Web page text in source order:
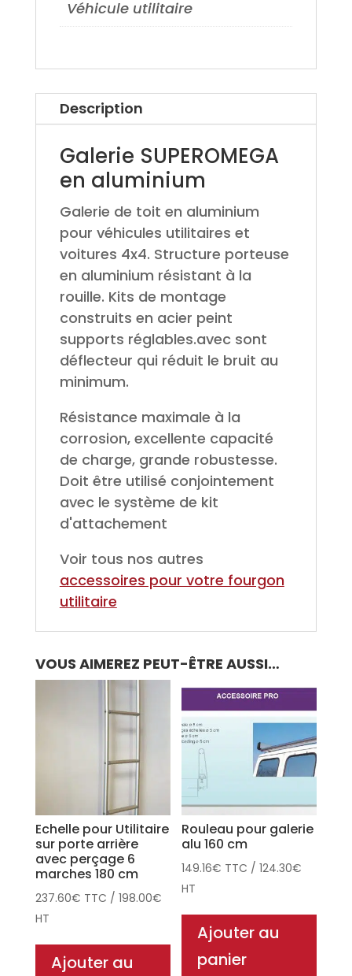
Véhicule utilitaire
Description
Galerie SUPEROMEGA
en aluminium
Galerie de toit en aluminium
pour véhicules utilitaires et
voitures 4x4. Structure porteuse
en aluminium résistant à la
rouille. Kits de montage
construits en acier peint
supports réglables.avec sont
déflecteur qui réduit le bruit au
minimum.
Résistance maximale à la
corrosion, excellente capacité
de charge, grande robustesse.
Doit être utilisé conjointement
avec le système de kit
d'attachement
Voir tous nos autres
accessoires pour votre fourgon
utilitaire
VOUS AIMEREZ PEUT-ÊTRE AUSSI…
Echelle pour Utilitaire
sur porte arrière
avec perçage 6
marches 180 cm
237.60€ TTC / 198.00€
HT
Ajouter au
Rouleau pour galerie
alu 160 cm
149.16€ TTC /124.30€
HT
Ajouter au
panier